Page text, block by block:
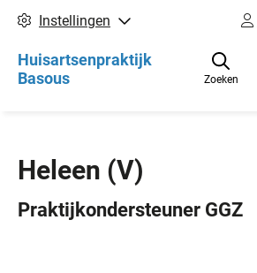
Instellingen
Huisartsenpraktijk
Basous
Zoeken
Heleen (V)
Praktijkondersteuner GGZ